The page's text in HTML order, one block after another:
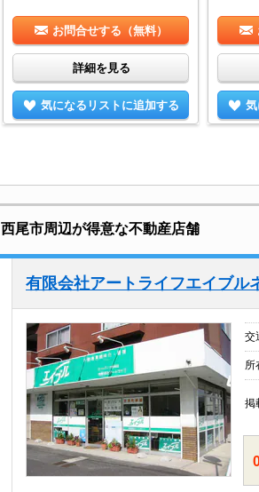
お問合せする（無料）
詳細を見る
気になるリストに追加する
西尾市周辺が得意な不動産店舗
有限会社アートライフエイブル
交
所
掲